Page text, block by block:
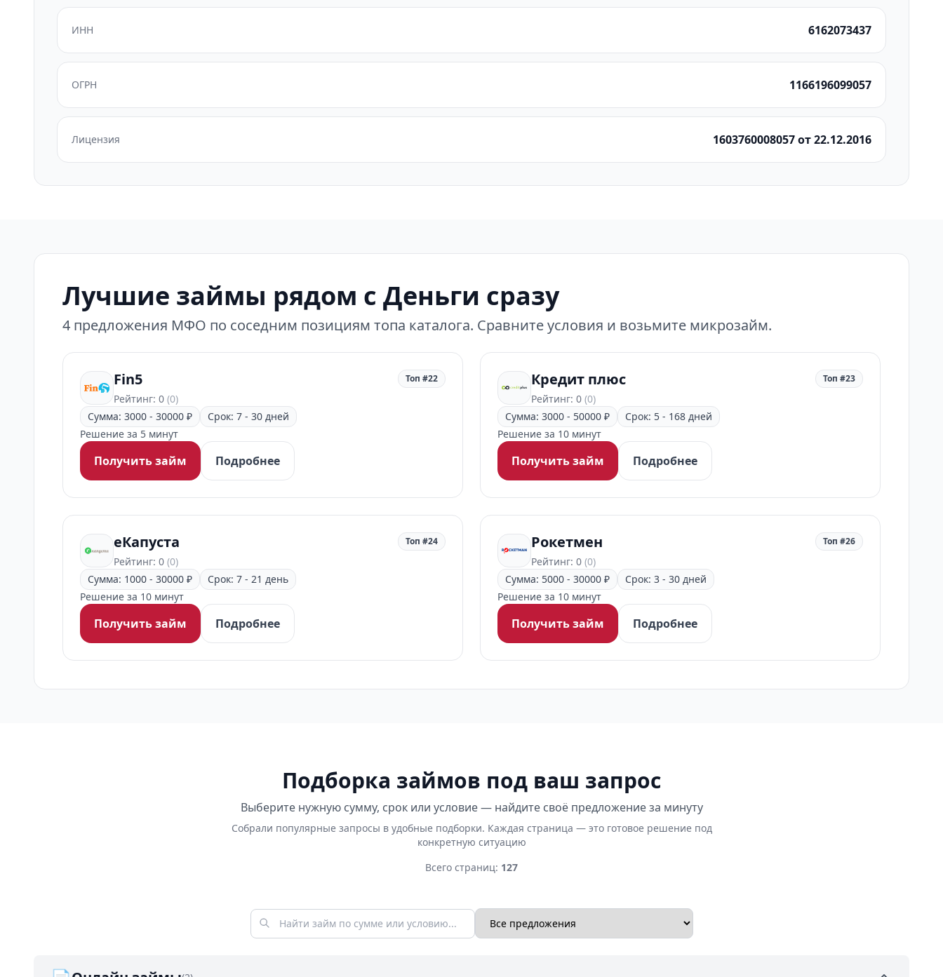
ИНН 6162073437
ОГРН 1166196099057
Лицензия 1603760008057 от 22.12.2016
Лучшие займы рядом с Деньги сразу
4 предложения МФО по соседним позициям топа каталога. Сравните условия и возьмите микрозайм.
Fin5
Рейтинг: 0 (0)
Топ #22
Сумма: 3000 - 30000 ₽
Срок: 7 - 30 дней
Решение за 5 минут
Получить займ Подробнее
Кредит плюс
Рейтинг: 0 (0)
Топ #23
Сумма: 3000 - 50000 ₽
Срок: 5 - 168 дней
Решение за 10 минут
Получить займ Подробнее
еКапуста
Рейтинг: 0 (0)
Топ #24
Сумма: 1000 - 30000 ₽
Срок: 7 - 21 день
Решение за 10 минут
Получить займ Подробнее
Рокетмен
Рейтинг: 0 (0)
Топ #26
Сумма: 5000 - 30000 ₽
Срок: 3 - 30 дней
Решение за 10 минут
Получить займ Подробнее
Подборка займов под ваш запрос
Выберите нужную сумму, срок или условие — найдите своё предложение за минуту
Собрали популярные запросы в удобные подборки. Каждая страница — это готовое решение под
конкретную ситуацию
Всего страниц: 127